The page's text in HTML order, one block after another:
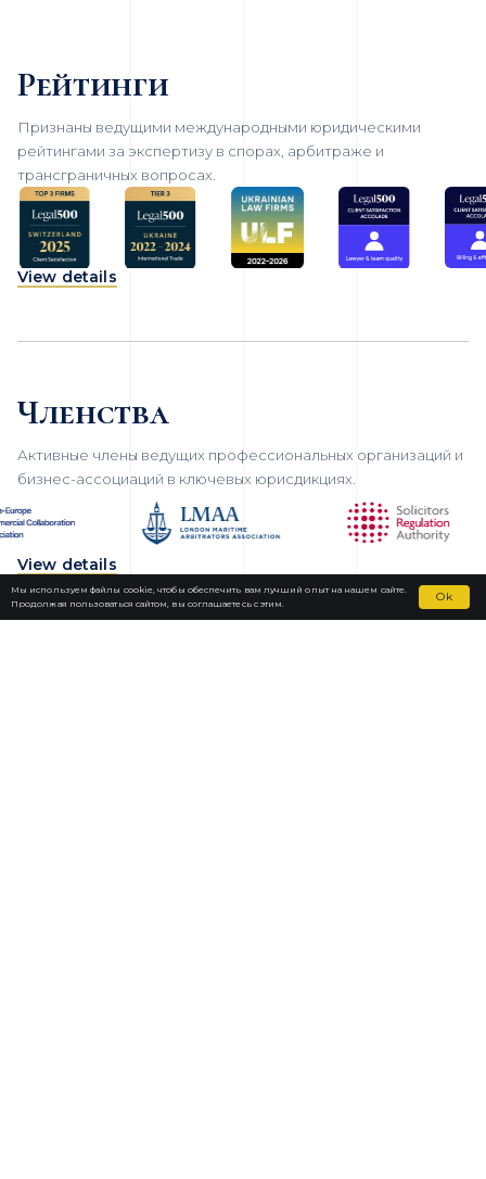
Рейтинги
Признаны ведущими международными юридическими
рейтингами за экспертизу в спорах, арбитраже и
трансграничных вопросах.
View details
Членства
Активные члены ведущих профессиональных организаций и
бизнес-ассоциаций в ключевых юрисдикциях.
View details
Мы используем файлы cookie, чтобы обеспечить вам лучший опыт на нашем сайте.
Продолжая пользоваться сайтом, вы соглашаетесь с этим.
Ok